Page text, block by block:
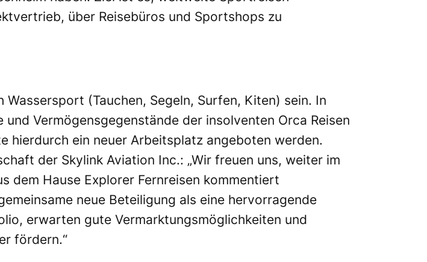
über Reisebüros und Sportshops zu
(Tauchen, Segeln, Surfen, Kiten) sein. In
Vermögensgegenstände der insolventen Orca Reisen
hierdurch ein neuer Arbeitsplatz angeboten werden.
der Skylink Aviation Inc.: „Wir freuen uns, weiter im
dem Hause Explorer Fernreisen kommentiert
neue Beteiligung als eine hervorragende
erwarten gute Vermarktungsmöglichkeiten und
fördern.“